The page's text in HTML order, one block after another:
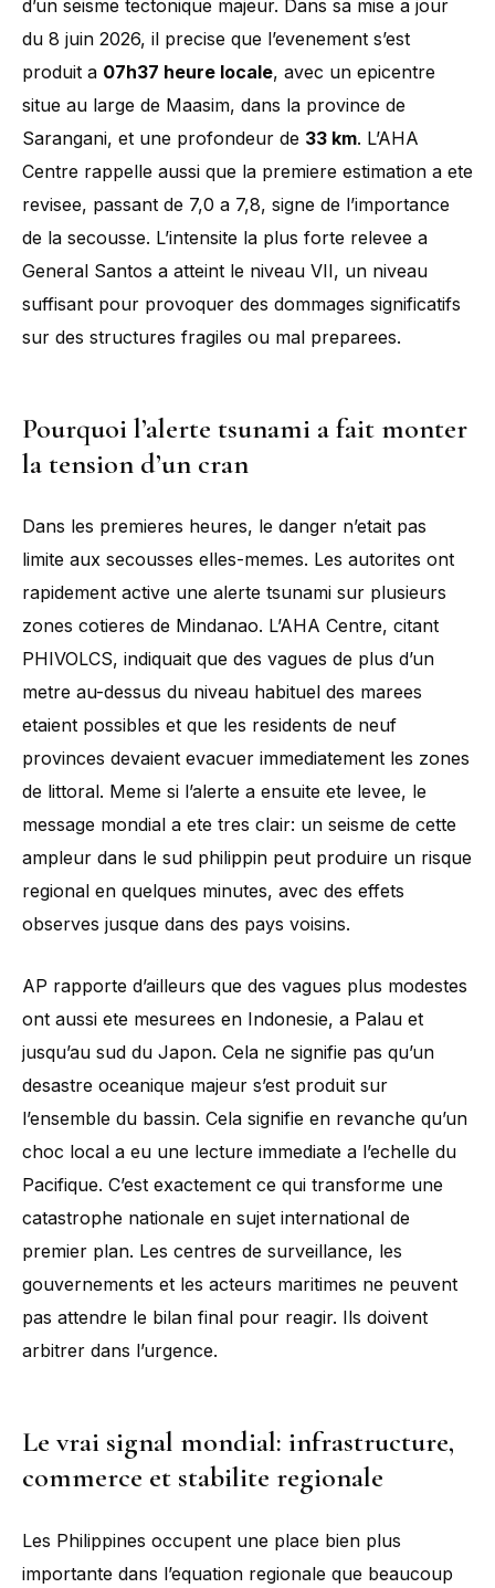
d’un seisme tectonique majeur. Dans sa mise a jour
du 8 juin 2026, il precise que l’evenement s’est
produit a 07h37 heure locale, avec un epicentre
situe au large de Maasim, dans la province de
Sarangani, et une profondeur de 33 km. L’AHA
Centre rappelle aussi que la premiere estimation a ete
revisee, passant de 7,0 a 7,8, signe de l’importance
de la secousse. L’intensite la plus forte relevee a
General Santos a atteint le niveau VII, un niveau
suffisant pour provoquer des dommages significatifs
sur des structures fragiles ou mal preparees.
Pourquoi l’alerte tsunami a fait monter
la tension d’un cran
Dans les premieres heures, le danger n’etait pas
limite aux secousses elles-memes. Les autorites ont
rapidement active une alerte tsunami sur plusieurs
zones cotieres de Mindanao. L’AHA Centre, citant
PHIVOLCS, indiquait que des vagues de plus d’un
metre au-dessus du niveau habituel des marees
etaient possibles et que les residents de neuf
provinces devaient evacuer immediatement les zones
de littoral. Meme si l’alerte a ensuite ete levee, le
message mondial a ete tres clair: un seisme de cette
ampleur dans le sud philippin peut produire un risque
regional en quelques minutes, avec des effets
observes jusque dans des pays voisins.
AP rapporte d’ailleurs que des vagues plus modestes
ont aussi ete mesurees en Indonesie, a Palau et
jusqu’au sud du Japon. Cela ne signifie pas qu’un
desastre oceanique majeur s’est produit sur
l’ensemble du bassin. Cela signifie en revanche qu’un
choc local a eu une lecture immediate a l’echelle du
Pacifique. C’est exactement ce qui transforme une
catastrophe nationale en sujet international de
premier plan. Les centres de surveillance, les
gouvernements et les acteurs maritimes ne peuvent
pas attendre le bilan final pour reagir. Ils doivent
arbitrer dans l’urgence.
Le vrai signal mondial: infrastructure,
commerce et stabilite regionale
Les Philippines occupent une place bien plus
importante dans l’equation regionale que beaucoup